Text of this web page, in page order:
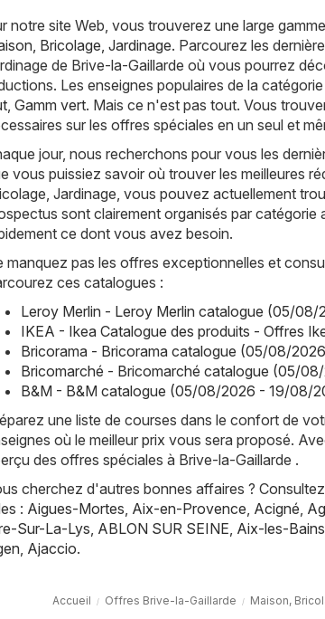
notre site Web, vous trouverez une large
Bricolage, Jardinage. Parcourez les
de Brive-la-Gaillarde où vous pourrez
Les enseignes populaires de la
, Gamm vert. Mais ce n'est pas tout. Vous
sur les offres spéciales en un seul et
jour, nous recherchons pour vous les
vous puissiez savoir où trouver les meilleures
Jardinage, vous pouvez actuellement
sont clairement organisés par catégorie
ce dont vous avez besoin.
manquez pas les offres exceptionnelles et
ces catalogues :
Leroy Merlin - Leroy Merlin catalogue (05/
IKEA - Ikea Catalogue des produits - Offres
Bricorama - Bricorama catalogue (05/08/
Bricomarché - Bricomarché catalogue (05/
B&M - B&M catalogue (05/08/2026 - 19/08/
une liste de courses dans le confort de
où le meilleur prix vous sera proposé.
des offres spéciales à Brive-la-Gaillarde .
cherchez d'autres bonnes affaires ?
: Aigues-Mortes, Aix-en-Provence, Acigné,
Sur-La-Lys, ABLON SUR SEINE, Aix-les-Bains
, Ajaccio.
Accueil Offres Brive-la-Gaillarde Maison,